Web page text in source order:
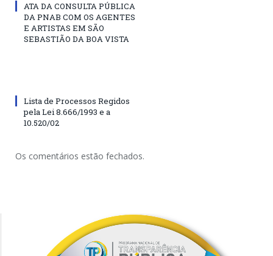
ATA DA CONSULTA PÚBLICA
DA PNAB COM OS AGENTES
E ARTISTAS EM SÃO
SEBASTIÃO DA BOA VISTA
Lista de Processos Regidos
pela Lei 8.666/1993 e a
10.520/02
Os comentários estão fechados.